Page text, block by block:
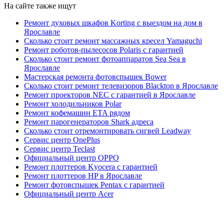
На сайте также ищут
Ремонт духовых шкафов Korting с выездом на дом в
Ярославле
Сколько стоит ремонт массажных кресел Yamaguchi
Ремонт роботов-пылесосов Polaris с гарантией
Сколько стоит ремонт фотоаппаратов Sea Sea в
Ярославле
Мастерская ремонта фотовспышек Bower
Сколько стоит ремонт телевизоров Blackton в Ярославле
Ремонт проекторов NEC с гарантией в Ярославле
Ремонт холодильников Polar
Ремонт кофемашин ETA рядом
Ремонт парогенераторов Shark адреса
Сколько стоит отремонтировать сигвей Leadway
Сервис центр OnePlus
Сервис центр Teclast
Официальный центр OPPO
Ремонт плоттеров Kyocera с гарантией
Ремонт плоттеров HP в Ярославле
Ремонт фотовспышек Pentax с гарантией
Официальный центр Acer